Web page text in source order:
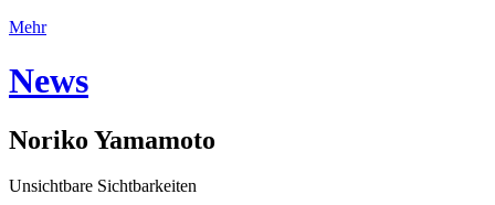
Mehr
News
Noriko Yamamoto
Unsichtbare Sichtbarkeiten